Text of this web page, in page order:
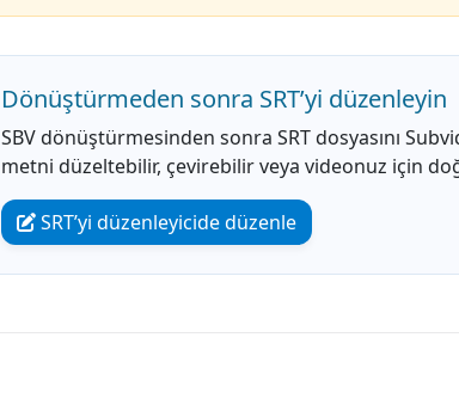
Dönüştürmeden sonra SRT’yi düzenleyin
SBV dönüştürmesinden sonra SRT dosyasını
metni düzeltebilir, çevirebilir veya videonuz için
SRT’yi düzenleyicide düzenle